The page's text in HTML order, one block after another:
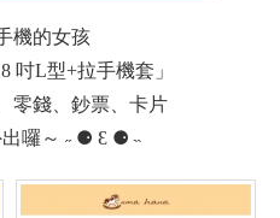
機的女孩
吋L型+拉手機套」
零錢、鈔票、卡片
囉～ ˶ ⚈ Ɛ ⚈ ˵